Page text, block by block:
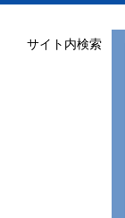
サイト内検索